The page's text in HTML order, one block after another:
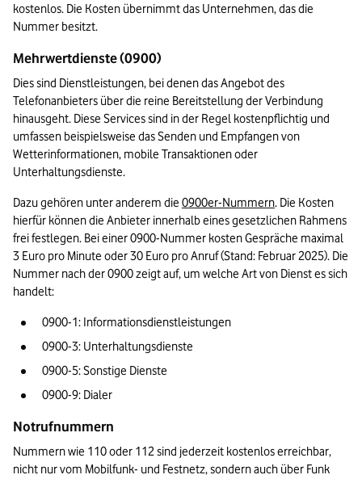
kostenlos. Die Kosten übernimmt das Unternehmen, das die
Nummer besitzt.
Mehrwertdienste (0900)
Dies sind Dienstleistungen, bei denen das Angebot des
Telefonanbieters über die reine Bereitstellung der Verbindung
hinausgeht. Diese Services sind in der Regel kostenpflichtig und
umfassen beispielsweise das Senden und Empfangen von
Wetterinformationen, mobile Transaktionen oder
Unterhaltungsdienste.
Dazu gehören unter anderem die 0900er-Nummern. Die Kosten
hierfür können die Anbieter innerhalb eines gesetzlichen Rahmens
frei festlegen. Bei einer 0900-Nummer kosten Gespräche maximal
3 Euro pro Minute oder 30 Euro pro Anruf (Stand: Februar 2025). Die
Nummer nach der 0900 zeigt auf, um welche Art von Dienst es sich
handelt:
0900-1: Informationsdienstleistungen
0900-3: Unterhaltungsdienste
0900-5: Sonstige Dienste
0900-9: Dialer
Notrufnummern
Nummern wie 110 oder 112 sind jederzeit kostenlos erreichbar,
nicht nur vom Mobilfunk- und Festnetz, sondern auch über Funk